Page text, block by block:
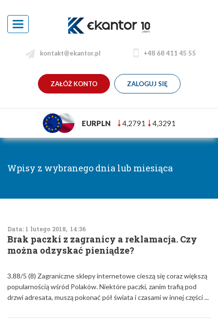
Toggle
navigation
kontakt@ekantor.pl +48 68 411 45 55
ZAŁÓŻ KONTO ZALOGUJ SIĘ
EURPLN 4,2791 4,3291
Wpisy z wybranego dnia lub miesiąca
Data: 1 lutego 2018, 14:36
Brak paczki z zagranicy a reklamacja. Czy
można odzyskać pieniądze?
3.88/5 (8) Zagraniczne sklepy internetowe cieszą się coraz większą
popularnością wśród Polaków. Niektóre paczki, zanim trafią pod
drzwi adresata, muszą pokonać pół świata i czasami w innej części ...